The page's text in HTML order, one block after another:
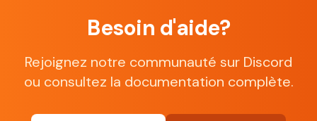
Besoin d'aide?
Rejoignez notre communauté sur Discord
ou consultez la documentation complète.